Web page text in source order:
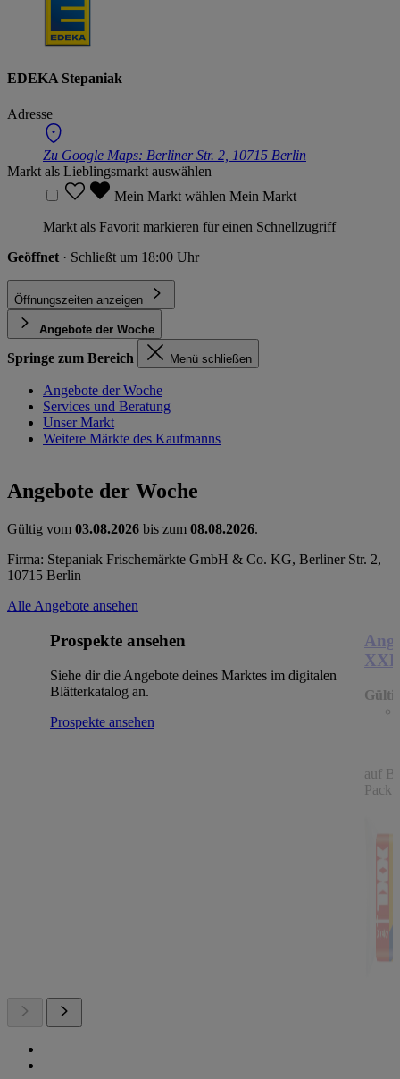
EDEKA Stepaniak
Adresse
Zu Google Maps: Berliner Str. 2, 10715 Berlin
Markt als Lieblingsmarkt auswählen
Mein Markt wählen Mein Markt
Markt als Favorit markieren für einen Schnellzugriff
Geöffnet · Schließt um 18:00 Uhr
Öffnungszeiten anzeigen
Angebote der Woche
Springe zum Bereich Menü schließen
Angebote der Woche
Services und Beratung
Unser Markt
Weitere Märkte des Kaufmanns
Angebote der Woche
Gültig vom 03.08.2026 bis zum 08.08.2026.
Firma: Stepaniak Frischemärkte GmbH & Co. KG, Berliner Str. 2,
10715 Berlin
Alle Angebote ansehen
Prospekte ansehen
Siehe dir die Angebote deines Marktes im digitalen
Blätterkatalog an.
Prospekte ansehen
XXL
auf